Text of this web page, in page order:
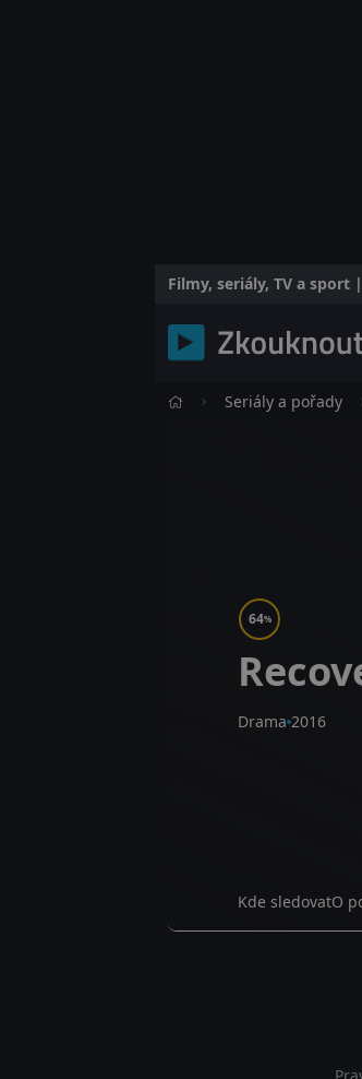
Filmy, seriály, TV a sport
Seriály a pořady
64%
Drama 2016
Kde sledovatO